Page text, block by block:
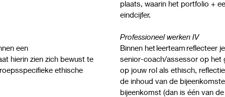
een
hierin zien zich bewust te
ethische
plaats, waarin het portfolio +
eindcijfer.
Professioneel werken IV
Binnen het leerteam reflecteer
senior-coach/assessor op het
op jouw rol als ethisch,
de inhoud van de
bijeenkomst (dan is één van